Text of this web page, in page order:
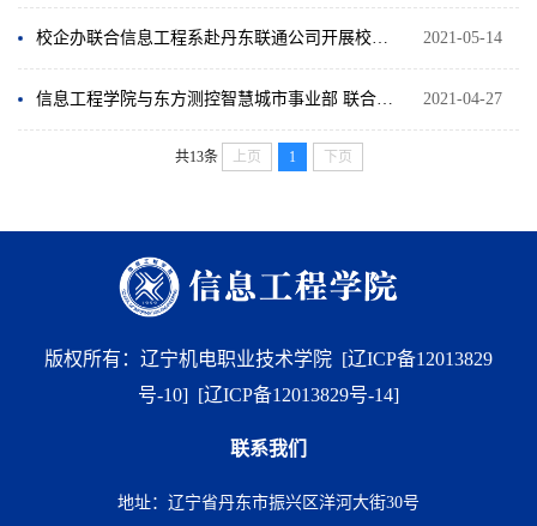
2021-05-14
校企办联合信息工程系赴丹东联通公司开展校企合作调研
2021-04-27
信息工程学院与东方测控智慧城市事业部 联合开展卓越人才培养计划正式启动
共13条 上页 1 下页
版权所有：辽宁机电职业技术学院 [辽ICP备12013829
号-10] [辽ICP备12013829号-14]
联系我们
地址：辽宁省丹东市振兴区洋河大街30号